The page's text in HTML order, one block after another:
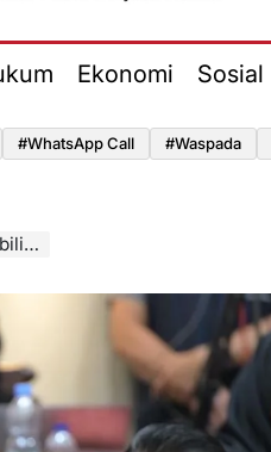
Ekonomi Sosial
#WhatsApp Call #waspada